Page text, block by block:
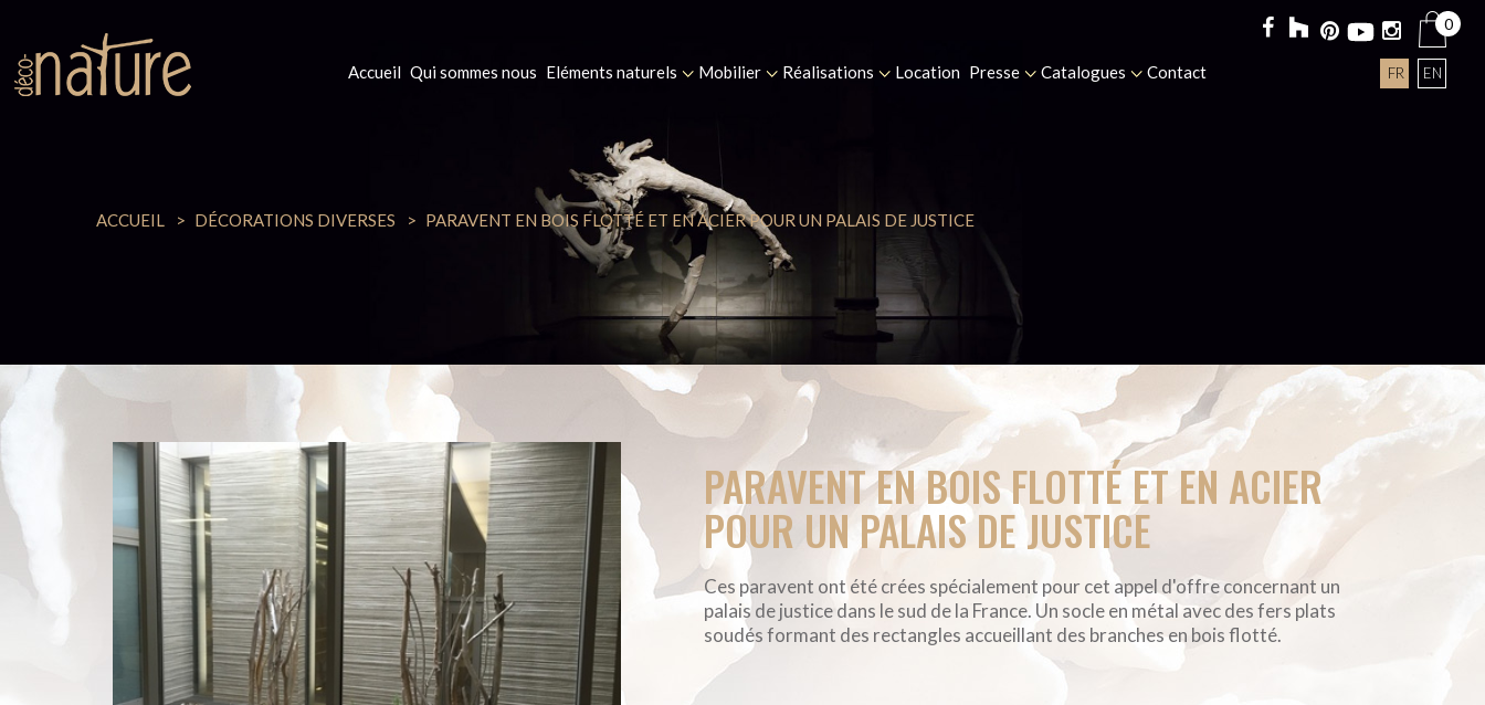
Accueil Qui sommes nous Eléments naturels Mobilier Réalisations Location Presse Catalogues Contact FR EN
0
ACCUEIL DÉCORATIONS DIVERSES PARAVENT EN BOIS FLOTTÉ ET EN ACIER POUR UN PALAIS DE JUSTICE
PARAVENT EN BOIS FLOTTÉ ET EN ACIER
POUR UN PALAIS DE JUSTICE
Ces paravent ont été crées spécialement pour cet appel d'offre concernant un
palais de justice dans le sud de la France. Un socle en métal avec des fers plats
soudés formant des rectangles accueillant des branches en bois flotté.